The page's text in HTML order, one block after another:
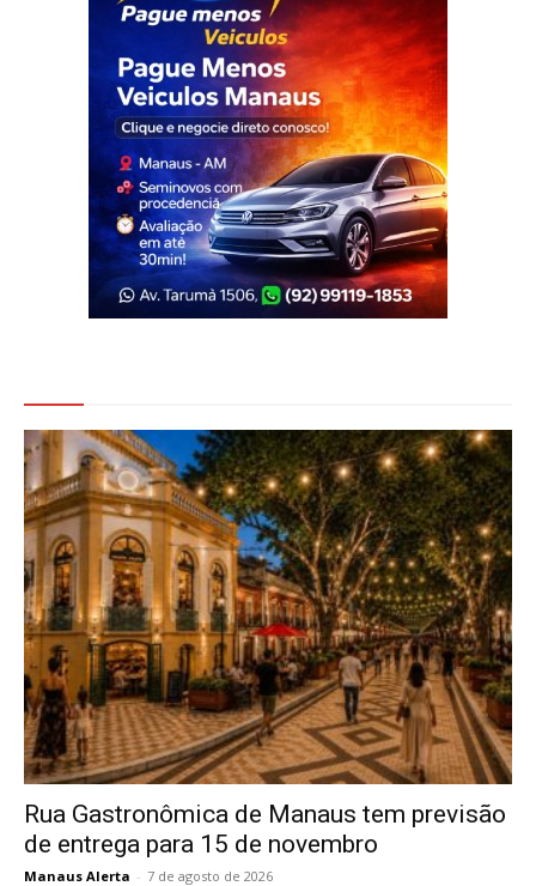
Rua Gastronômica de Manaus tem previsão
de entrega para 15 de novembro
Manaus Alerta - 7 de agosto de 2026